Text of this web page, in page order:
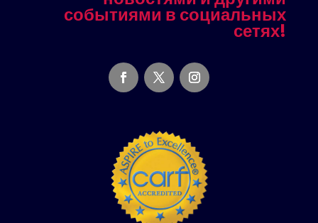
событиями в социальных
сетях!